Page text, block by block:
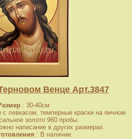
Венце Арт.3847
: 30-40см
левкасом, темперные краски на яичном
золото 960 пробы.
написание в других размерах.
: В наличии.